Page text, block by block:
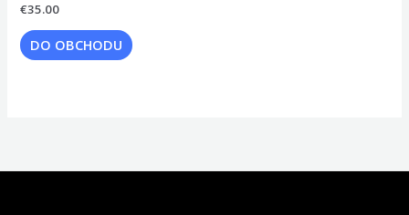
€35.00
DO OBCHODU